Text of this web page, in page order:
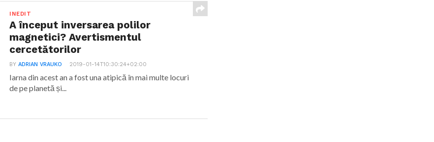
INEDIT
A început inversarea polilor
magnetici? Avertismentul
cercetătorilor
BYADRIAN VRAUKO 2019-01-14T10:30:24+02:00
Iarna din acest an a fost una atipică în mai multe locuri
de pe planetă și...